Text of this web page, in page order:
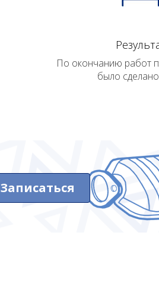
По окончанию работ
было сделано
Записаться